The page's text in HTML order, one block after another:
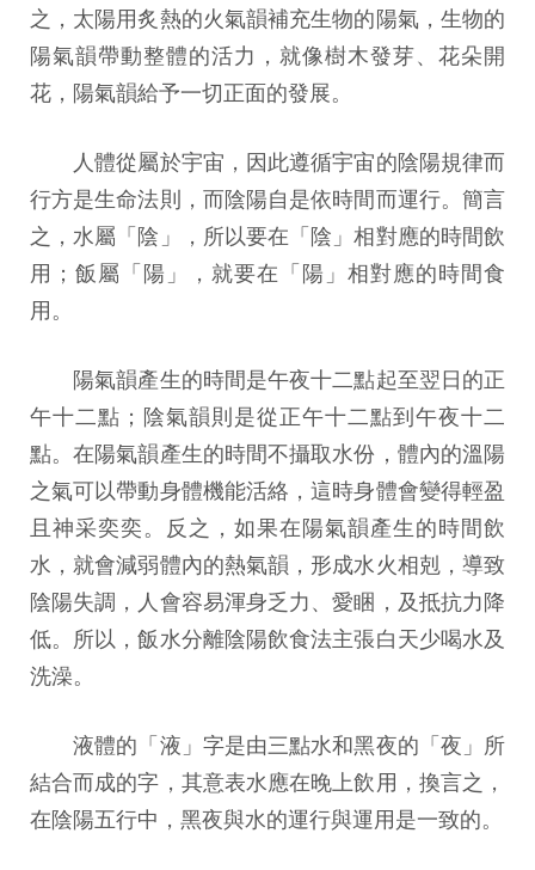
之，太陽用炙熱的火氣韻補充生物的陽氣，生物的
陽氣韻帶動整體的活力，就像樹木發芽、花朵開
花，陽氣韻給予一切正面的發展。
人體從屬於宇宙，因此遵循宇宙的陰陽規律而
行方是生命法則，而陰陽自是依時間而運行。簡言
之，水屬「陰」，所以要在「陰」相對應的時間飲
用；飯屬「陽」，就要在「陽」相對應的時間食
用。
陽氣韻產生的時間是午夜十二點起至翌日的正
午十二點；陰氣韻則是從正午十二點到午夜十二
點。在陽氣韻產生的時間不攝取水份，體內的溫陽
之氣可以帶動身體機能活絡，這時身體會變得輕盈
且神采奕奕。反之，如果在陽氣韻產生的時間飲
水，就會減弱體內的熱氣韻，形成水火相剋，導致
陰陽失調，人會容易渾身乏力、愛睏，及抵抗力降
低。所以，飯水分離陰陽飲食法主張白天少喝水及
洗澡。
液體的「液」字是由三點水和黑夜的「夜」所
結合而成的字，其意表水應在晚上飲用，換言之，
在陰陽五行中，黑夜與水的運行與運用是一致的。